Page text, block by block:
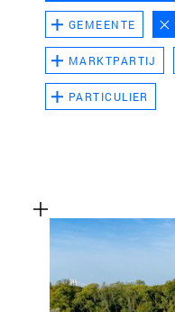
GEMEENTE
MARKTPARTIJ
PARTICULIER